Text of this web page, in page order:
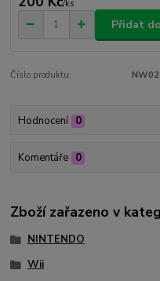
/ks
Přidat
Číslo produktu:
Hodnocení 0
Komentáře 0
Zboží zařazeno v
NINTENDO
Wii